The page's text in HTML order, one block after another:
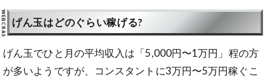
げん玉はどのぐらい稼げる?
げん玉でひと月の平均収入は「5,000円〜1万円」程の方
が多いようですが、コンスタントに3万円〜5万円稼ぐこ